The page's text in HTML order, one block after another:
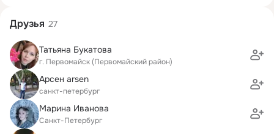
Друзья 27
Татьяна Букатова
г. Первомайск (Первомайский район)
Арсен arsen
санкт-петербург
Марина Иванова
Санкт-Петербург